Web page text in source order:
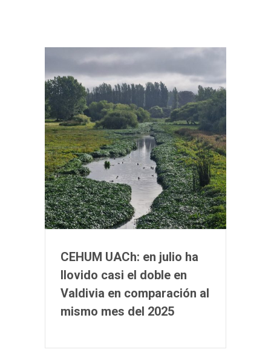
CEHUM UACh: en julio ha
llovido casi el doble en
Valdivia en comparación al
mismo mes del 2025